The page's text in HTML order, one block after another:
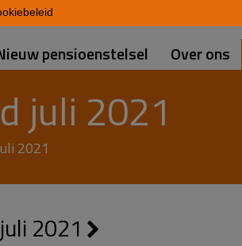
pensioenstelsel Over ons
juli 2021
2021
2021